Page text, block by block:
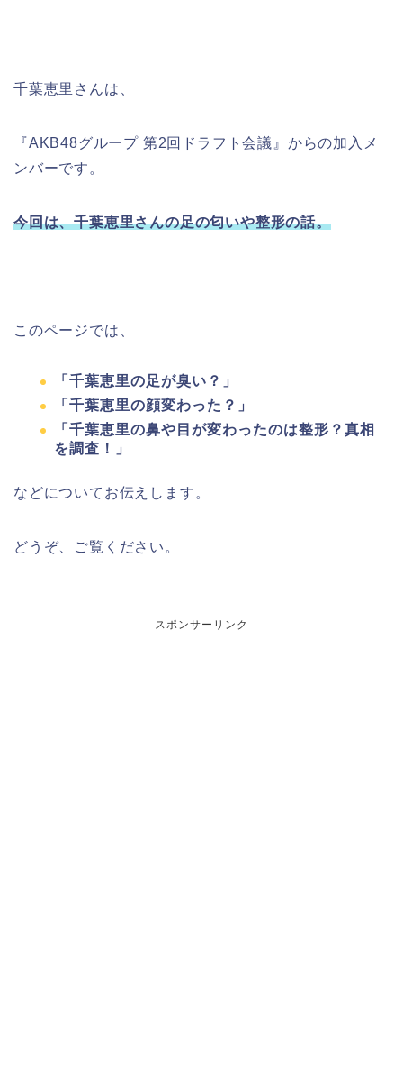
千葉恵里さんは、
『AKB48グループ 第2回ドラフト会議』からの加入メ
ンバーです。
今回は、千葉恵里さんの足の匂いや整形の話。
このページでは、
「千葉恵里の足が臭い？」
「千葉恵里の顔変わった？」
「千葉恵里の鼻や目が変わったのは整形？真相
を調査！」
などについてお伝えします。
どうぞ、ご覧ください。
スポンサーリンク